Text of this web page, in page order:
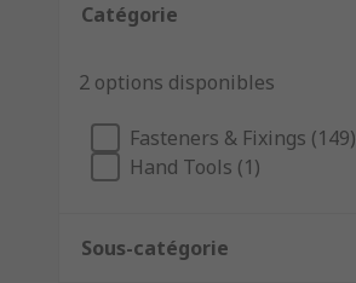
Catégorie
2 options disponibles
Fasteners & Fixings (149)
Hand Tools (1)
Sous-catégorie